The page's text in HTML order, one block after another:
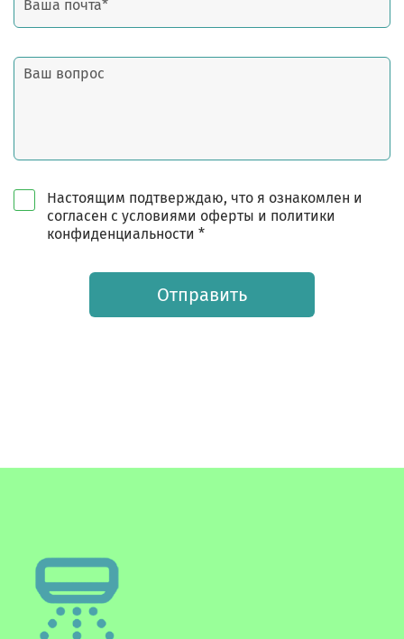
Настоящим подтверждаю, что я ознакомлен и
согласен с условиями оферты и политики
конфиденциальности *
Отправить